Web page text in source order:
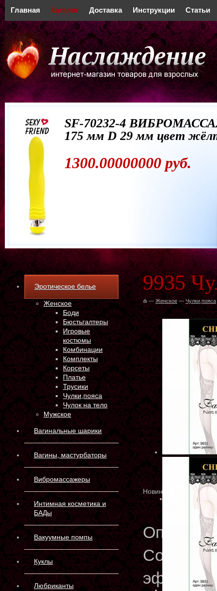
Главная Каталог Доставка Инструкции Статьи
SF-70232-4
175 мм D 29 мм цвет
1300.00000000 руб.
Эротическое белье
Женское
Боди
Бюстьгалтеры
Игровые
костюмы
Комбинации
Комплекты
Корсеты
Платье
Трусики
Чулки,пояса
Чулок на тело
Мужское
Вагинальные шарики
Вагины, мастурбаторы
Вибромассажеры
Интимная косметика и
БАДы
Вакуумные помпы
Куклы
Любриканты
9935
— Женское —Чулки,пояса
Новинка